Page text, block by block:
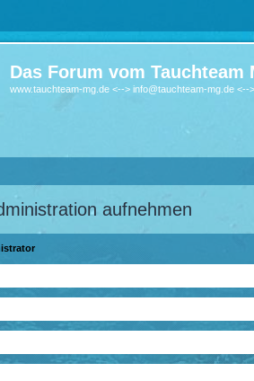
Das Forum vom Tauchteam
www.tauchteam-mg.de <--> info@tauchteam-mg.de
aufnehmen